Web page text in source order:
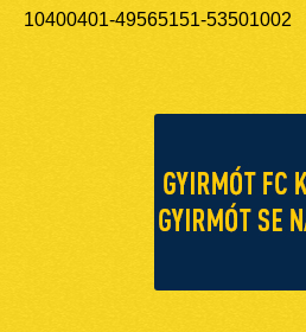
10400401-49565151-53501002